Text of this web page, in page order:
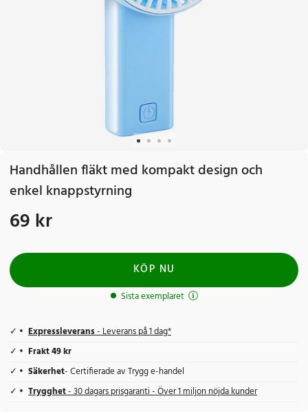
Handhållen fläkt med kompakt design och
enkel knappstyrning
Pris: 69 kr
69 kr
KÖP NU
Sista exemplaret
Expressleverans- Leverans på 1 dag*
Frakt 49 kr
Säkerhet- Certifierade av Trygg e-handel
Trygghet- 30 dagars prisgaranti - Över 1 miljon nöjda kunder